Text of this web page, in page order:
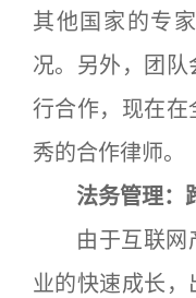
其他国家的专
况。另外，团
行合作，现在在
秀的合作律师。
法务管理：
由于互联网
业的快速成长